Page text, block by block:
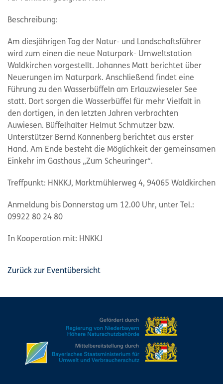
Beschreibung:
Am diesjährigen Tag der Natur- und Landschaftsführer
wird zum einen die neue Naturpark- Umweltstation
Waldkirchen vorgestellt. Johannes Matt berichtet über
Neuerungen im Naturpark. Anschließend findet eine
Führung zu den Wasserbüffeln am Erlauzwieseler See
statt. Dort sorgen die Wasserbüffel für mehr Vielfalt in
den dortigen, in den letzten Jahren verbrachten
Auwiesen. Büffelhalter Helmut Schmutzer bzw.
Unterstützer Bernd Kannenberg berichtet aus erster
Hand. Am Ende besteht die Möglichkeit der gemeinsamen
Einkehr im Gasthaus „Zum Scheuringer“.
Treffpunkt: HNKKJ, Marktmühlerweg 4, 94065 Waldkirchen
Anmeldung bis Donnerstag um 12.00 Uhr, unter Tel.:
09922 80 24 80
In Kooperation mit: HNKKJ
Zurück zur Eventübersicht